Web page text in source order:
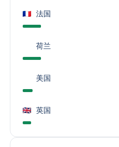
法国
荷兰
美国
英国